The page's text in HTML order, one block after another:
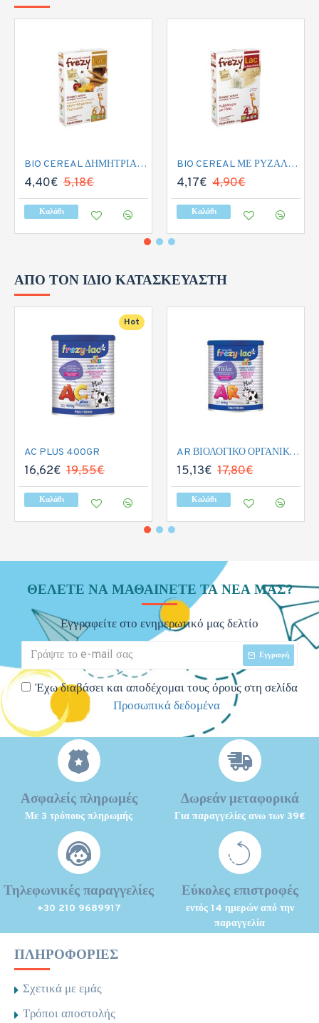
BIO CEREAL ΔΗΜΗΤΡΙΑΚΑ ΜΕ ΓΑΛΑ ΚΑΙ ΦΡΟΥΤΑ 200GR
4,40€ 5,18€
Καλάθι
BIO CEREAL ΜΕ ΡΥΖΑΛΕΥΡΟ ΚΑΙ ΓΑΛΑ 200GR
4,17€ 4,90€
Καλάθι
ΑΠΌ ΤΟΝ ΊΔΙΟ ΚΑΤΑΣΚΕΥΑΣΤΉ
Hot
AC PLUS 400GR
16,62€ 19,55€
Καλάθι
AR ΒΙΟΛΟΓΙΚΟ ΟΡΓΑΝΙΚΟ ΓΑΛΑ 400GR
15,13€ 17,80€
Καλάθι
ΘΈΛΕΤΕ ΝΑ ΜΑΘΑΊΝΕΤΕ ΤΑ ΝΈΑ ΜΑΣ?
Εγγραφείτε στο ενημερωτικό μας δελτίο
Εγγραφή
Έχω διαβάσει και αποδέχομαι τους όρους στη σελίδα
Προσωπικά δεδομένα
Ασφαλείς πληρωμές
Με 3 τρόπους πληρωμής
Δωρεάν μεταφορικά
Για παραγγελίες ανω των 39€
Τηλεφωνικές παραγγελίες
+30 210 9689917
Εύκολες επιστροφές
εντός 14 ημερών από την
παραγγελία
ΠΛΗΡΟΦΟΡΊΕΣ
Σχετικά με εμάς
Τρόποι αποστολής